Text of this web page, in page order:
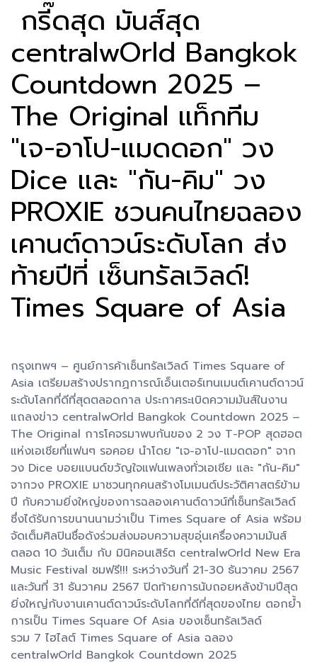
กรี๊ดสุด มันส์สุด
centralwOrld Bangkok
Countdown 2025 –
The Original แท็กทีม
"เจ-อาโป-แมดดอก" วง
Dice และ "กัน-คิม" วง
PROXIE ชวนคนไทยฉลอง
เคานต์ดาวน์ระดับโลก ส่ง
ท้ายปีที่ เซ็นทรัลเวิลด์!
Times Square of Asia
กรุงเทพฯ – ศูนย์การค้าเซ็นทรัลเวิลด์ Times Square of
Asia เตรียมสร้างปรากฏการณ์เอ็นเตอร์เทนเมนต์เคานต์ดาวน์
ระดับโลกที่ดีที่สุดตลอดกาล ประกาศระเบิดความมันส์ในงาน
แถลงข่าว centralwOrld Bangkok Countdown 2025 –
The Original การโคจรมาพบกันของ 2 วง T-POP สุดฮอต
แห่งเอเชียที่แฟนๆ รอคอย นำโดย "เจ-อาโป-แมดดอก" จาก
วง Dice บอยแบนด์ขวัญใจแฟนเพลงทั่วเอเชีย และ "กัน-คิม"
จากวง PROXIE มาชวนทุกคนสร้างโมเมนต์ประวัติศาสตร์ข้าม
ปี กับความยิ่งใหญ่ของการฉลองเคานต์ดาวน์ที่เซ็นทรัลเวิลด์
ซึ่งได้รับการขนานนามว่าเป็น Times Square of Asia พร้อม
จัดเต็มศิลปินชื่อดังร่วมส่งมอบความสุขอุ่นเครื่องความมันส์
ตลอด 10 วันเต็ม กับ มินิคอนเสิร์ต centralwOrld New Era
Music Festival ชมฟรี!!! ระหว่างวันที่ 21-30 ธันวาคม 2567
และวันที่ 31 ธันวาคม 2567 ปิดท้ายการนับถอยหลังข้ามปีสุด
ยิ่งใหญ่กับงานเคานต์ดาวน์ระดับโลกที่ดีที่สุดของไทย ตอกย้ำ
การเป็น Times Square Of Asia ของเซ็นทรัลเวิลด์
รวม 7 ไฮไลต์ Times Square of Asia ฉลอง
centralwOrld Bangkok Countdown 2025